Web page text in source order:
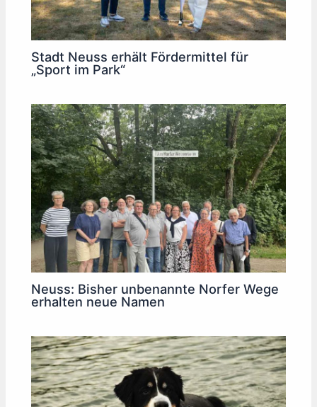
Stadt Neuss erhält Fördermittel für
„Sport im Park“
Neuss: Bisher unbenannte Norfer Wege
erhalten neue Namen